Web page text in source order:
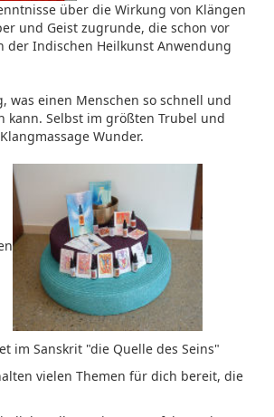
über die Wirkung von Klängen
und Geist zugrunde, die schon vor
der Indischen Heilkunst Anwendung
was einen Menschen so schnell und
kann. Selbst im größten Trubel und
Wunder.
im Sanskrit "die Quelle des Seins"
vielen Themen für dich bereit, die